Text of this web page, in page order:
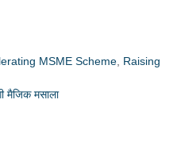
MSME Scheme Raising
मैजिक मसाला